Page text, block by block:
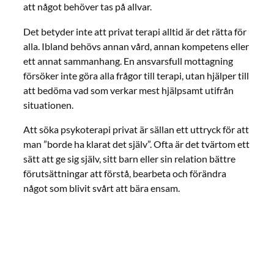
att något behöver tas på allvar.
Det betyder inte att privat terapi alltid är det rätta för
alla. Ibland behövs annan vård, annan kompetens eller
ett annat sammanhang. En ansvarsfull mottagning
försöker inte göra alla frågor till terapi, utan hjälper till
att bedöma vad som verkar mest hjälpsamt utifrån
situationen.
Att söka psykoterapi privat är sällan ett uttryck för att
man ”borde ha klarat det själv”. Ofta är det tvärtom ett
sätt att ge sig själv, sitt barn eller sin relation bättre
förutsättningar att förstå, bearbeta och förändra
något som blivit svårt att bära ensam.